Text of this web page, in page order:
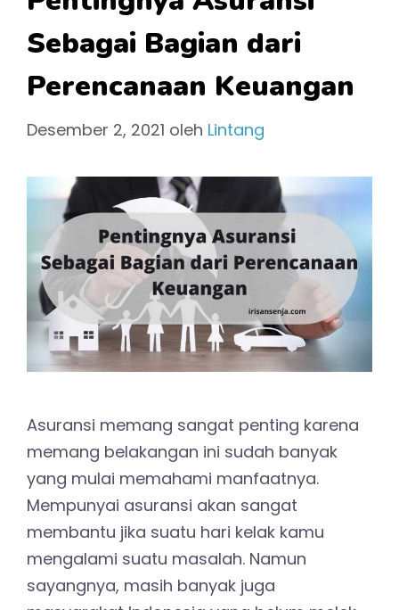
Sebagai Bagian dari
Perencanaan Keuangan
Desember 2, 2021 oleh Lintang
Asuransi memang sangat penting karena
memang belakangan ini sudah banyak
yang mulai memahami manfaatnya.
Mempunyai asuransi akan sangat
membantu jika suatu hari kelak kamu
mengalami suatu masalah. Namun
sayangnya, masih banyak juga